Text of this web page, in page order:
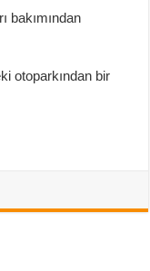
bakımından
otoparkından bir